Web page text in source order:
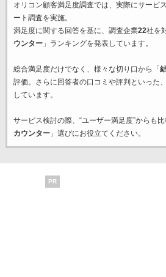
オリコン顧客満足度調査では、実際にサービ
ート調査を実施。
満足度に関する回答を基に、調査企業22社を
ウンター」ランキングを発表しています。
総合満足度だけでなく、様々な切り口から「
評価。さらに回答者の口コミや評判といった
しています。
サービス検討の際、“ユーザー満足度”からも
カウンター」選びにお役立てください。
PR